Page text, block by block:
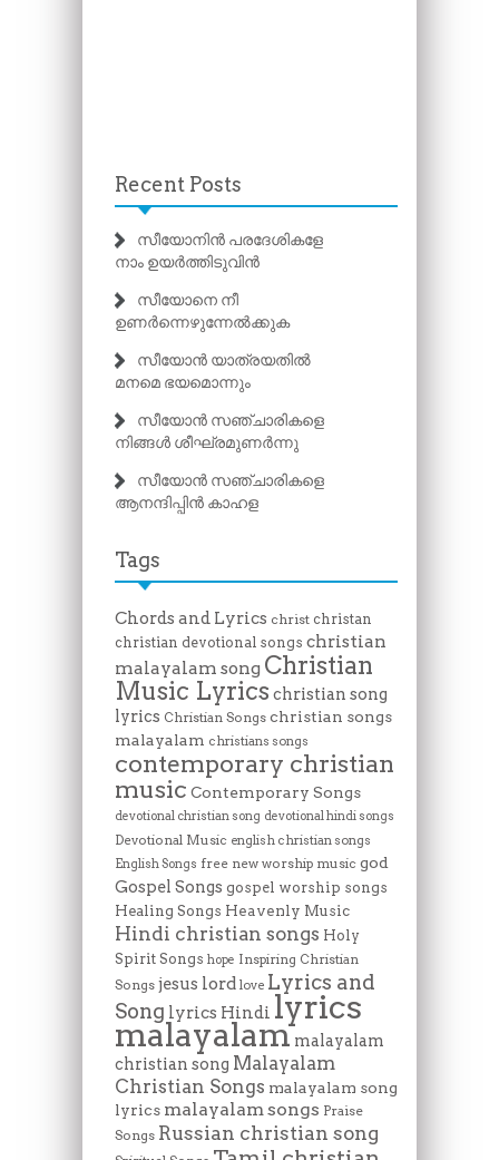
Recent Posts
സീയോനിൻ പരദേശികളേ
നാം ഉയർത്തിടുവിൻ
സീയോനെ നീ
ഉണർന്നെഴുന്നേൽക്കുക
സീയോൻ യാത്രയതിൽ
മനമെ ഭയമൊന്നും
സീയോൻ സഞ്ചാരികളെ
നിങ്ങൾ ശീഘ്രമുണർന്നു
സീയോൻ സഞ്ചാരികളെ
ആനന്ദിപ്പിൻ കാഹള
Tags
Chords and Lyrics christ christan
christian devotional songs christian
malayalam song Christian
Music Lyrics christian song
lyrics Christian Songs christian songs
malayalam christians songs
contemporary christian
music Contemporary Songs
devotional christian song devotional hindi songs
Devotional Music english christian songs
English Songs free new worship music god
Gospel Songs gospel worship songs
Healing Songs Heavenly Music
Hindi christian songs Holy
Spirit Songs hope Inspiring Christian
Songs jesus lord love Lyrics and
Song lyrics Hindi lyrics
malayalam malayalam
christian song Malayalam
Christian Songs malayalam song
lyrics malayalam songs Praise
Songs Russian christian song